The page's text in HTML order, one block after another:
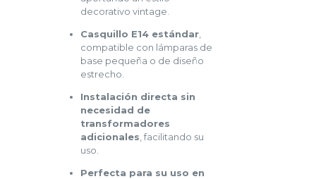
decorativo vintage.
Casquillo E14 estándar
compatible con lámparas de
base pequeña o de diseño
estrecho.
Instalación directa sin
necesidad de
transformadores
adicionales , facilitando su
uso.
Perfecta para su uso en